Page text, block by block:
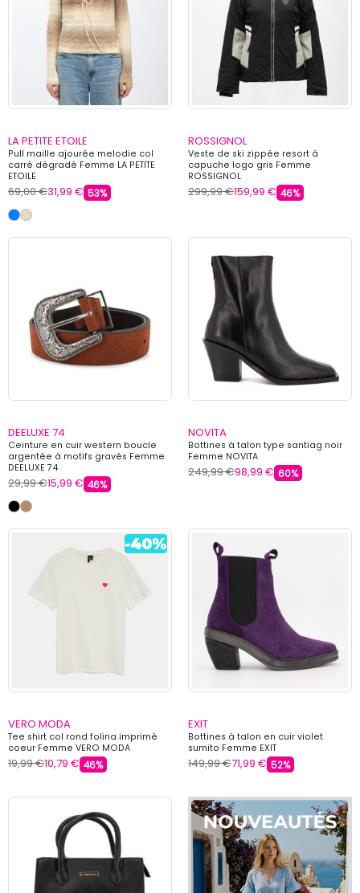
LA PETITE ETOILE
Pull maille ajourée melodie col
carré dégradé Femme LA PETITE
ETOILE
69,00 €31,99 € 53%
ROSSIGNOL
Veste de ski zippée resort à
capuche logo gris Femme
ROSSIGNOL
299,99 €159,99 € 46%
DEELUXE 74
Ceinture en cuir western boucle
argentée à motifs gravés Femme
DEELUXE 74
29,99 €15,99 € 46%
NOVITA
Bottines à talon type santiag noir
Femme NOVITA
249,99 €98,99 € 60%
VERO MODA
Tee shirt col rond folina imprimé
coeur Femme VERO MODA
19,99 €10,79 € 46%
EXIT
Bottines à talon en cuir violet
sumito Femme EXIT
149,99 €71,99 € 52%